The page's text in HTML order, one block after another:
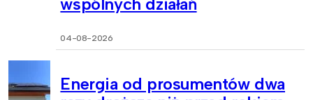
04-08-2026
Energia od prosumentów dwa